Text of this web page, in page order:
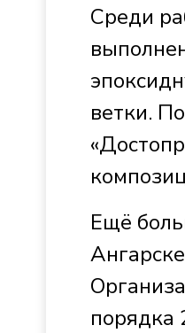
Среди
ветки.
Ещё
порядка